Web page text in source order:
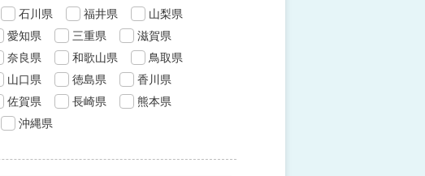
石川県 福井県
山梨県
愛知県 三重県
滋賀県
奈良県 和歌山県
鳥取県
山口県 徳島県
香川県
佐賀県 長崎県
熊本県
沖縄県